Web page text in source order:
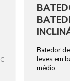
Batedor
leves em
médio.